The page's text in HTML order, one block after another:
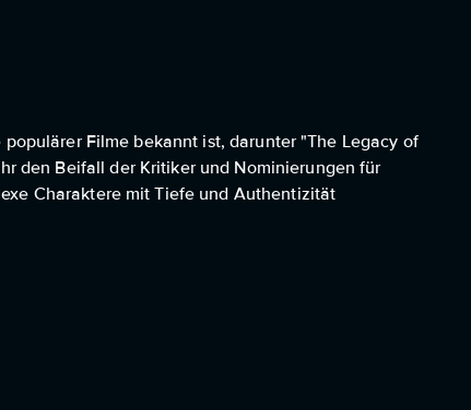
Filme bekannt ist, darunter "The Legacy of
den Beifall der Kritiker und Nominierungen für
Charaktere mit Tiefe und Authentizität